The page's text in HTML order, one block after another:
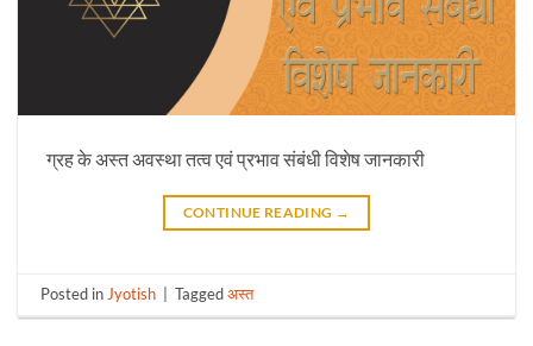
ग्रह के अस्त अवस्था तत्व एवं प्रभाव संबंधी विशेष जानकारी
CONTINUE READING →
Posted inJyotish Taggedअस्त